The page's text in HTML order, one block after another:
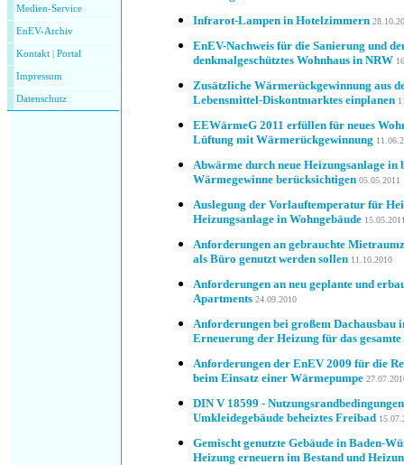
Medien-Service
EnEV-Archiv
Kontakt Portal
Impressum
Datenschutz
Infrarot-Lampen in Hotelzimmern
EnEV-Nachweis für die Sanierung und
denkmalgeschütztes Wohnhaus in NRW
Zusätzliche Wärmerückgewinnung aus
Lebensmittel-Diskontmarktes einplanen
EEWärmeG 2011 erfüllen für neues
Lüftung mit Wärmerückgewinnung
Abwärme durch neue Heizungsanlage in
Wärmegewinne berücksichtigen 05.05.2011
Auslegung der Vorlauftemperatur für
Heizungsanlage in Wohngebäude
Anforderungen an gebrauchte
als Büro genutzt werden sollen 11.10.2010
Anforderungen an neu geplante und
Apartments 24.09.2010
Anforderungen bei großem Dachausbau
Erneuerung der Heizung für das gesamte
Anforderungen der EnEV 2009 für die
beim Einsatz einer Wärmepumpe
DIN V 18599 -
Umkleidegebäude beheiztes Freibad
Gemischt genutzte Gebäude in Baden-
Heizung erneuern im Bestand und